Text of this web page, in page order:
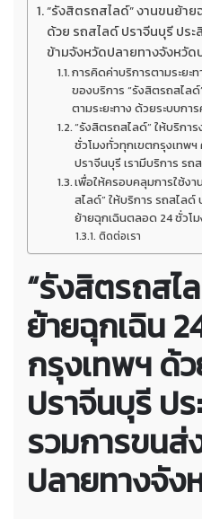
“รังสิตรถสไลด์” งานขนย้าย
ด้วย รถสไลด์ ปราจีนบุรี ปร
ข้ามจังหวัดปลายทางจังหวัด
การคิดค่าบริการตามระยะ
ของบริการ “รังสิตรถสไล
ตามระยะทาง ด้วยระบบกา
“รังสิตรถสไลด์” ให้บริกา
ชั่วโมงทั่วทุกเขตกรุงเทพ
ปราจีนบุรี เรามีบริการ ร
เพื่อให้ครอบคลุมการใช้ง
สไลด์” ให้บริการ รถสไล
ย้ายฉุกเฉินตลอด 24 ชั่วโ
ติดต่อเรา
“รังสิตรถสไ
ย้ายฉุกเฉิน
กรุงเทพฯ ด้
ปราจีนบุรี ป
รวมการขนส่
ปลายทางจัง